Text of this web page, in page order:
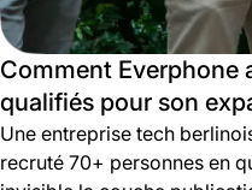
Comment Everphone
qualifiés pour son
Une entreprise tech
recruté 70+ personnes en